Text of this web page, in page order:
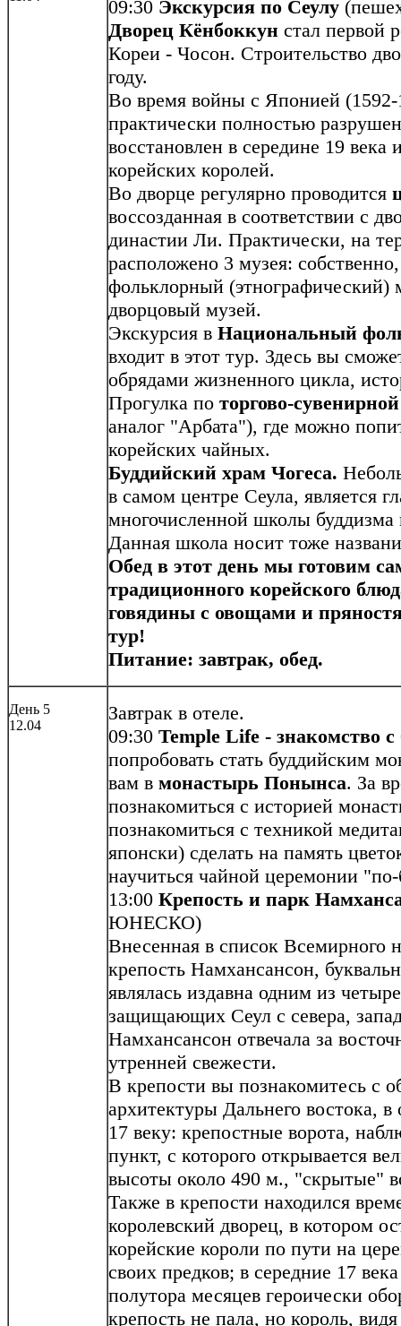
09:30 Экскурсия по Сеулу
Дворец Кёнбоккун стал первой
Кореи - Чосон. Строительство
году.
Во время войны с Японией (1592-
практически полностью
восстановлен в середине 19 века
корейских королей.
Во дворце регулярно проводится
воссозданная в соответствии с
династии Ли. Практически, на
расположено 3 музея:
фольклорный
дворцовый музей.
Экскурсия в Национальный
входит в этот тур. Здесь вы
обрядами жизненного цикла,
Прогулка по торгово-
аналог "Арбата"), где можно
корейских чайных.
Буддийский храм Чогеса.
в самом центре Сеула, является
многочисленной школы буддизма
Данная школа носит тоже
Обед в этот день мы готовим
традиционного корейского
говядины с овощами и
тур!
Питание: завтрак, обед.
День 5
12.04
Завтрак в отеле.
09:30 Temple Life - знакомство с
попробовать стать буддийским
вам в монастырь Понынса. За
познакомиться с историей
познакомиться с техникой
японски) сделать на память
научиться чайной церемонии
13:00 Крепость и парк
ЮНЕСКО)
Внесенная в список
крепость Намхансансон,
являлась издавна одним из
защищающих Сеул с севера,
Намхансансон отвечала за
утренней свежести.
В крепости вы познакомитесь с
архитектуры Дальнего востока,
17 веку: крепостные ворота,
пункт, с которого открывается
высоты около 490 м., "скрытые"
Также в крепости находился
королевский дворец, в котором
корейские короли по пути на
своих предков; в середние 17
полутора месяцев героически
крепость не пала, но король,